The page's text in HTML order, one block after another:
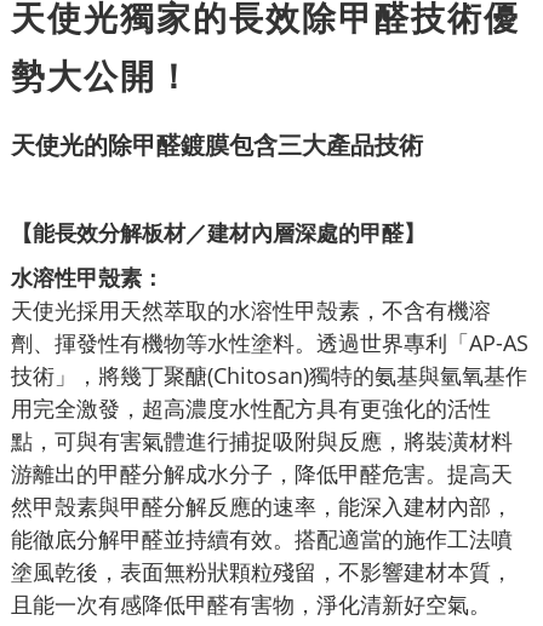
天使光獨家的長效除甲醛技術優
勢大公開！
天使光的除甲醛鍍膜包含三大產品技術
【能長效分解板材／建材內層深處的甲醛】
水溶性甲殼素：
天使光採用天然萃取的水溶性甲殼素，不含有機溶
劑、揮發性有機物等水性塗料。透過世界專利「AP-AS
技術」，將幾丁聚醣(Chitosan)獨特的氨基與氫氧基作
用完全激發，超高濃度水性配方具有更強化的活性
點，可與有害氣體進行捕捉吸附與反應，將裝潢材料
游離出的甲醛分解成水分子，降低甲醛危害。提高天
然甲殼素與甲醛分解反應的速率，能深入建材內部，
能徹底分解甲醛並持續有效。搭配適當的施作工法噴
塗風乾後，表面無粉狀顆粒殘留，不影響建材本質，
且能一次有感降低甲醛有害物，淨化清新好空氣。